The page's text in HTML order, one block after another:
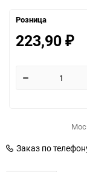
Розница
223,90 ₽
Заказ по